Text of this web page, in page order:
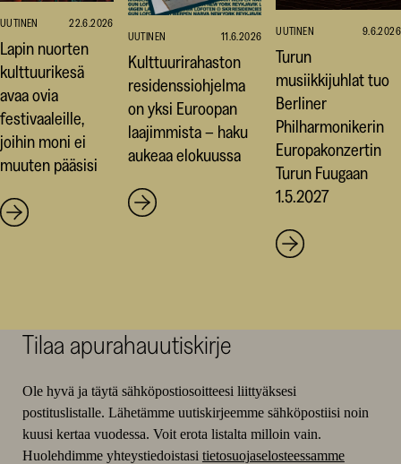
UUTINEN 22.6.2026
Lapin nuorten
kulttuurikesä
avaa ovia
festivaaleille,
joihin moni ei
muuten pääsisi
UUTINEN 11.6.2026
Kulttuurirahaston
residenssiohjelma
on yksi Euroopan
laajimmista – haku
aukeaa elokuussa
UUTINEN 9.6.2026
Turun
musiikkijuhlat tuo
Berliner
Philharmonikerin
Europakonzertin
Turun Fuugaan
1.5.2027
Tilaa apurahauutiskirje
Ole hyvä ja täytä sähköpostiosoitteesi liittyäksesi
postituslistalle. Lähetämme uutiskirjeemme sähköpostiisi noin
kuusi kertaa vuodessa. Voit erota listalta milloin vain.
Huolehdimme yhteystiedoistasi tietosuojaselosteessamme